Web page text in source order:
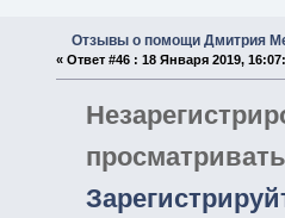
Отзывы о помощи Дмитрия
«Ответ #46 : 18 Января 2019,